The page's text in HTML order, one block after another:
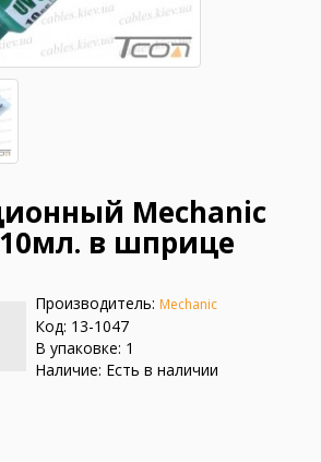
Mechanic
10мл. в шприце
Производитель: Mechanic
Код: 13-1047
В упаковке: 1
Наличие: Есть в наличии